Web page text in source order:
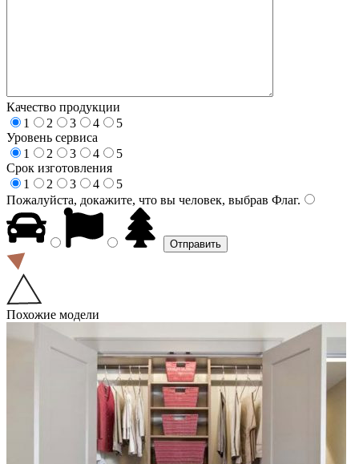
Качество продукции
1
2 3 4
5
Уровень сервиса
1
2 3 4
5
Срок изготовления
1
2 3 4
5
Пожалуйста, докажите, что вы человек, выбрав Флаг.
Похожие модели